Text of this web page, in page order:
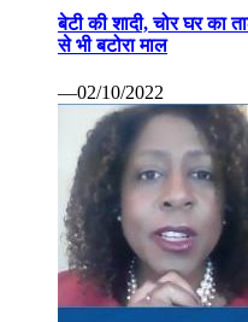
बेटी की शादी, चोर घर का
से भी बटोरा माल
—02/10/2022